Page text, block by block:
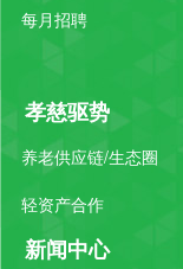
每月招聘
孝慈驱势
养老供应链/生态圈
轻资产合作
新闻中心